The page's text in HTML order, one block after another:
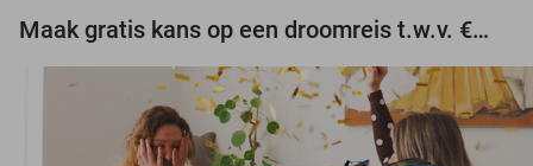
Maak gratis kans op een droomreis t.w.v. €3.000!